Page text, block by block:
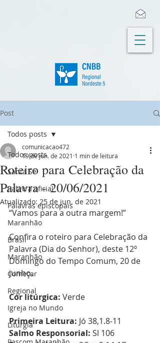
Post
Todos posts
Santa Sé
Palavra oficial
Palavras episcopais
Maranhão
Brasil
Maranhão
Começar
Regional
Igreja no Mundo
Liturgia
Todos posts
Roteiro para Celebração da
Palavra - 20/06/2021
comunicacao472
19 de jun. de 2021 1 min de leitura
Atualizado: 25 de jun. de 2021
“Vamos para a outra margem!”
Confira o roteiro para Celebração da
Palavra (Dia do Senhor), deste 12º
Domingo do Tempo Comum, 20 de
junho.
Cor litúrgica: Verde
Primeira Leitura: Jó 38,1.8-11
Salmo Responsorial: Sl 106